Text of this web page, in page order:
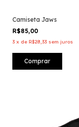
Camiseta Jaws
R$85,00
3 x de R$28,33 sem juros
Comprar